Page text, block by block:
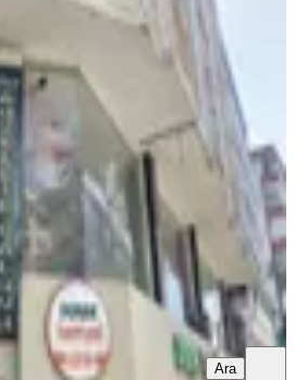
140 m² Düz Giriş (Zemin) 08.08.2026
Elmacıoğlu
Ara